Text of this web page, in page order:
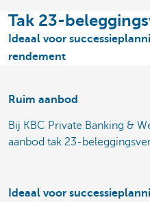
Tak 23-
Ideaal voor
rendement
Ruim aanbod
Bij KBC Private Banking &
aanbod tak 23-
Ideaal voor